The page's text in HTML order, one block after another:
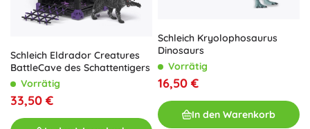
Schleich Eldrador Creatures
BattleCave des Schattentigers
Vorrätig
33,50 €
Schleich Kryolophosaurus
Dinosaurs
Vorrätig
16,50 €
In den Warenkorb